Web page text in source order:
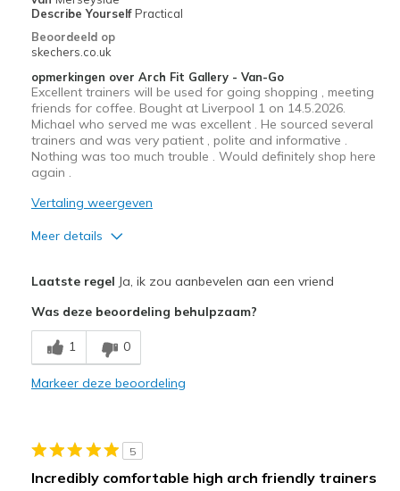
Describe Yourself Practical
Beoordeeld op
skechers.co.uk
opmerkingen over Arch Fit Gallery - Van-Go
Excellent trainers will be used for going shopping , meeting
friends for coffee. Bought at Liverpool 1 on 14.5.2026.
Michael who served me was excellent . He sourced several
trainers and was very patient , polite and informative .
Nothing was too much trouble . Would definitely shop here
again .
Vertaling weergeven
Meer details
Comfortable
Stylish
Travel
Laatste regel Ja, ik zou aanbevelen aan een vriend
Was deze beoordeling behulpzaam?
1 0
Markeer deze beoordeling
5
Incredibly comfortable high arch friendly trainers